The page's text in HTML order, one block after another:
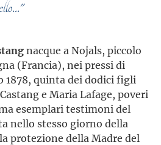
nacque a Nojals, piccolo
(Francia), nei pressi di
1878, quinta dei dodici figli
e Maria Lafage, poveri
esemplari testimoni del
nello stesso giorno della
protezione della Madre del